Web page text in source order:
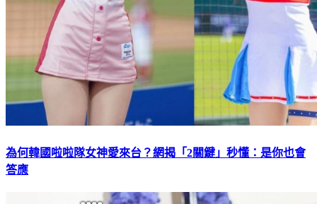
為何韓國啦啦隊女神愛來台？網揭「2關鍵」秒懂：是你也會
答應